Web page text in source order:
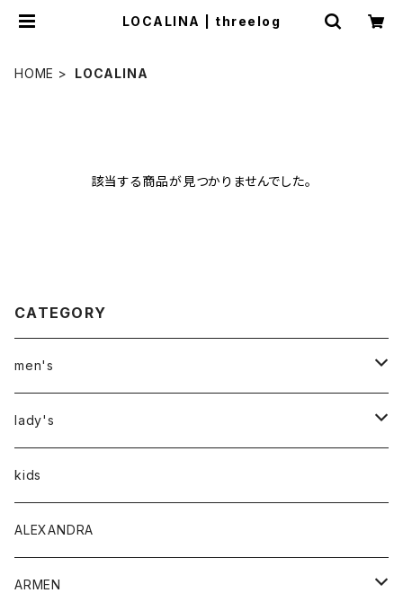
LOCALINA | threelog
HOME LOCALINA
該当する商品が見つかりませんでした。
CATEGORY
men's
アウター
トップス
Tシャツ
シャツ
ボトムス
lady's
アウター
トップス
Tシャツ・カットソー
ボトムス
kids
ALEXANDRA
ARMEN